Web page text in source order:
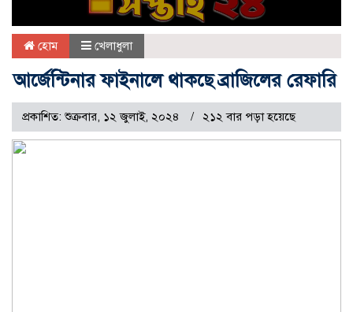
হোম খেলাধুলা
আর্জেন্টিনার ফাইনালে থাকছে ব্রাজিলের রেফারি
প্রকাশিত: শুক্রবার, ১২ জুলাই, ২০২৪ ২১২ বার পড়া হয়েছে